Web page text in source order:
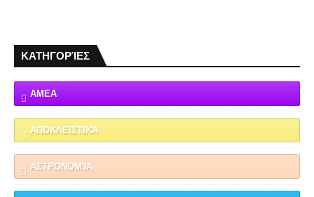
ΚΑΤΗΓΟΡΊΕΣ
ΑΜΕΑ
ΑΠΟΚΛΕΙΣΤΙΚΆ
ΑΣΤΡΟΝΟΜΊΑ